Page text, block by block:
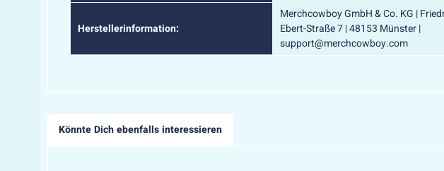
Herstellerinformation:
Merchcowboy GmbH & Co. KG |
Ebert-Straße 7 | 48153 Münster |
support@merchcowboy.com
Könnte Dich ebenfalls interessieren